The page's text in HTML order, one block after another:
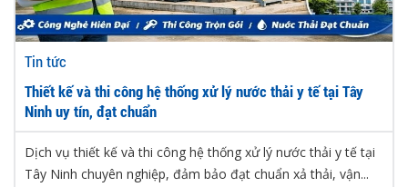
Tin tức
Thiết kế và thi công hệ thống xử lý nước thải y tế tại Tây
Ninh uy tín, đạt chuẩn
Dịch vụ thiết kế và thi công hệ thống xử lý nước thải y tế tại
Tây Ninh chuyên nghiệp, đảm bảo đạt chuẩn xả thải, vận...